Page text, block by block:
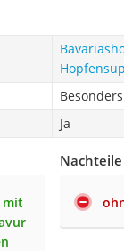
Ja
mit
Nachteile